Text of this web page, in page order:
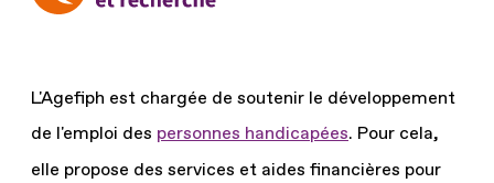
L'Agefiph est chargée de soutenir le développement
de l'emploi des personnes handicapées. Pour cela,
elle propose des services et aides financières pour